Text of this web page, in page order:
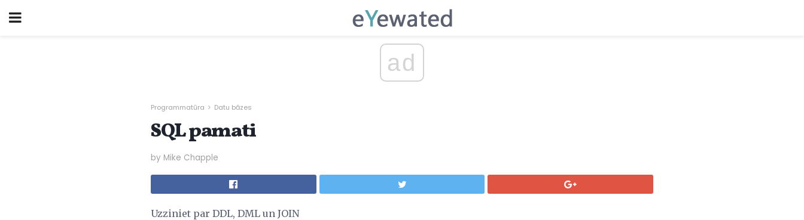
ad
Programmatūra Datu bāzes
SQL pamati
by Mike Chapple
Uzziniet par DDL, DML un JOIN